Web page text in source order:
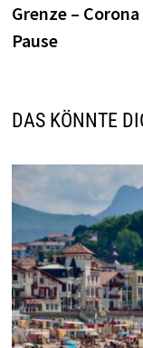
Grenze –
Pause
DAS KÖNNTE